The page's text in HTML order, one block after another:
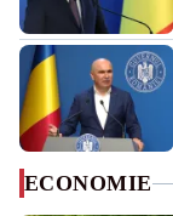
ECONOMIE